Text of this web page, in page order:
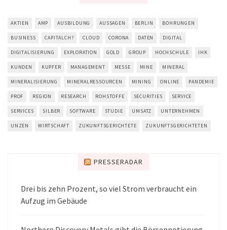
AKTIEN AMP AUSBILDUNG AUSSAGEN BERLIN BOHRUNGEN
BUSINESS CAPITALCH? CLOUD CORONA DATEN DIGITAL
DIGITALISIERUNG EXPLORATION GOLD GROUP HOCHSCHULE IHK
KUNDEN KUPFER MANAGEMENT MESSE MINE MINERAL
MINERALISIERUNG MINERALRESSOURCEN MINING ONLINE PANDEMIE
PROF REGION RESEARCH ROHSTOFFE SECURITIES SERVICE
SERVICES SILBER SOFTWARE STUDIE UMSATZ UNTERNEHMEN
UNZEN WIRTSCHAFT ZUKUNFTSGERICHTETE ZUKUNFTSGERICHTETEN
PRESSERADAR
Drei bis zehn Prozent, so viel Strom verbraucht ein
Aufzug im Gebäude